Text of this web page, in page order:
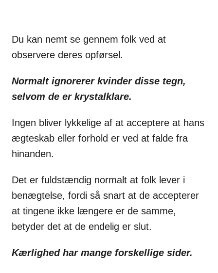
Du kan nemt se gennem folk ved at
observere deres opførsel.
Normalt ignorerer kvinder disse tegn,
selvom de er krystalklare.
Ingen bliver lykkelige af at acceptere at hans
ægteskab eller forhold er ved at falde fra
hinanden.
Det er fuldstændig normalt at folk lever i
benægtelse, fordi så snart at de accepterer
at tingene ikke længere er de samme,
betyder det at de endelig er slut.
Kærlighed har mange forskellige sider.